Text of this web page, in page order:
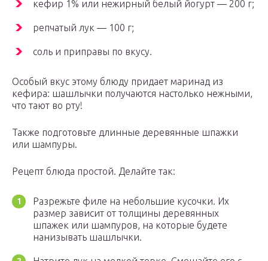
кефир 1% или нежирный белый йогурт — 200 г;
репчатый лук — 100 г;
соль и приправы по вкусу.
Особый вкус этому блюду придает маринад из
кефира: шашлычки получаются настолько нежными,
что тают во рту!
Также подготовьте длинные деревянные шпажки
или шампуры.
Рецепт блюда простой. Делайте так:
Разрежьте филе на небольшие кусочки. Их
размер зависит от толщины деревянных
шпажек или шампуров, на которые будете
нанизывать шашлычки.